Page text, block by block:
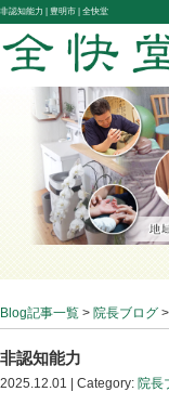
非認知能力 |豊明市 | 全快堂